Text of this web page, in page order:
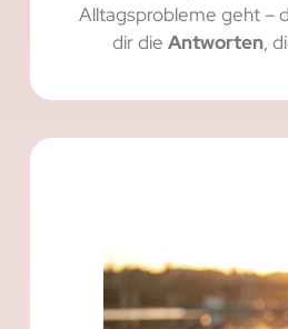
Alltagsprobleme geht –
dir die Antworten,